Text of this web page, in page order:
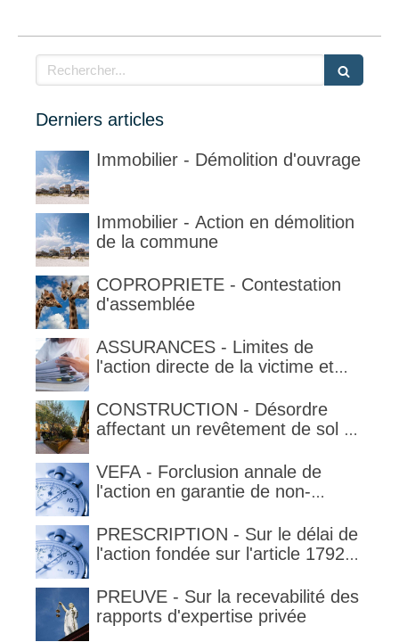
Rechercher
Derniers articles
Immobilier - Démolition d'ouvrage
Immobilier - Action en démolition
de la commune
COPROPRIETE - Contestation
d'assemblée
ASSURANCES - Limites de
l'action directe de la victime et
délimitant l'étendue temporelle de
la garantie en condition de la
CONSTRUCTION - Désordre
affectant un revêtement de sol et
VEFA - Forclusion annale de
l'action en garantie de non-
PRESCRIPTION - Sur le délai de
l'action fondée sur l'article 1792-
PREUVE - Sur la recevabilité des
rapports d'expertise privée